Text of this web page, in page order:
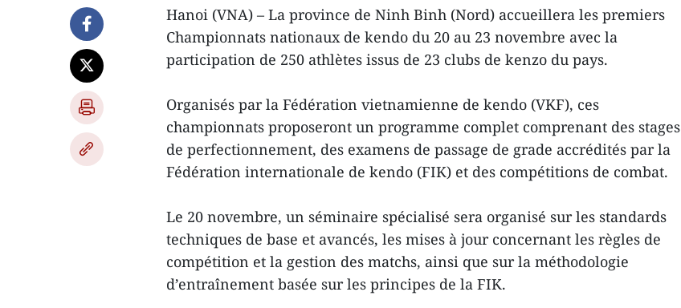
Hanoi (VNA) – La province de Ninh Binh (Nord) accueillera les premiers
Championnats nationaux de kendo du 20 au 23 novembre avec la
participation de 250 athlètes issus de 23 clubs de kenzo du pays.
Organisés par la Fédération vietnamienne de kendo (VKF), ces
championnats proposeront un programme complet comprenant des stages
de perfectionnement, des examens de passage de grade accrédités par la
Fédération internationale de kendo (FIK) et des compétitions de combat.
Le 20 novembre, un séminaire spécialisé sera organisé sur les standards
techniques de base et avancés, les mises à jour concernant les règles de
compétition et la gestion des matchs, ainsi que sur la méthodologie
d’entraînement basée sur les principes de la FIK.